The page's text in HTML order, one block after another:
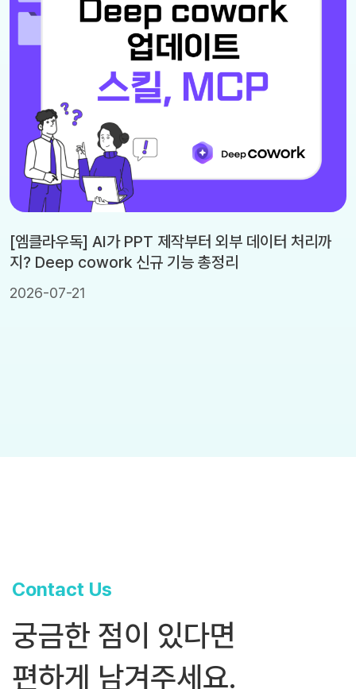
[엠클라우독] AI가 PPT 제작부터 외부 데이터 처리까
지? Deep cowork 신규 기능 총정리
2026-07-21
Contact Us
궁금한 점이 있다면
편하게 남겨주세요.